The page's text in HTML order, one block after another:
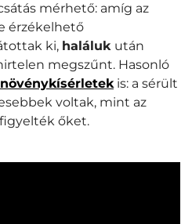
mérhető: amíg az
érzékelhető
ki, haláluk után
megszűnt. Hasonló
növénykísérletekis: a sérült
voltak, mint az
őket.